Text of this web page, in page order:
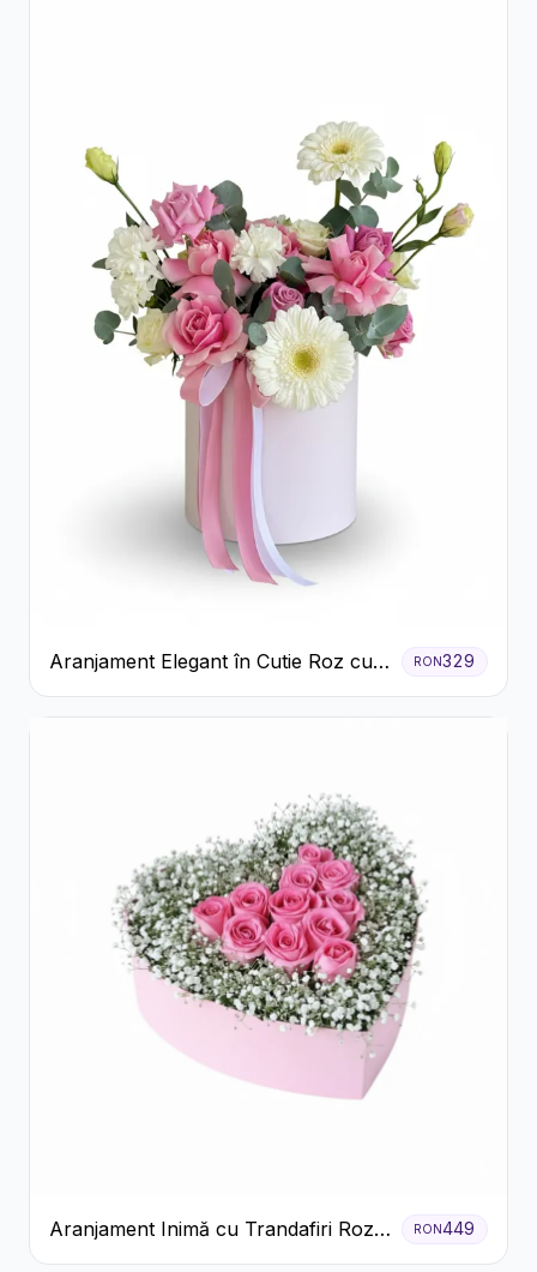
Aranjament Elegant în Cutie Roz cu
Trandafiri și Gerbera
RON329
Aranjament Inimă cu Trandafiri Roz
și Gypsophila Albă
RON449